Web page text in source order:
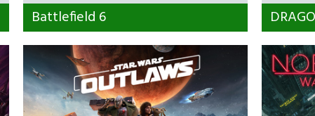
Battlefield 6